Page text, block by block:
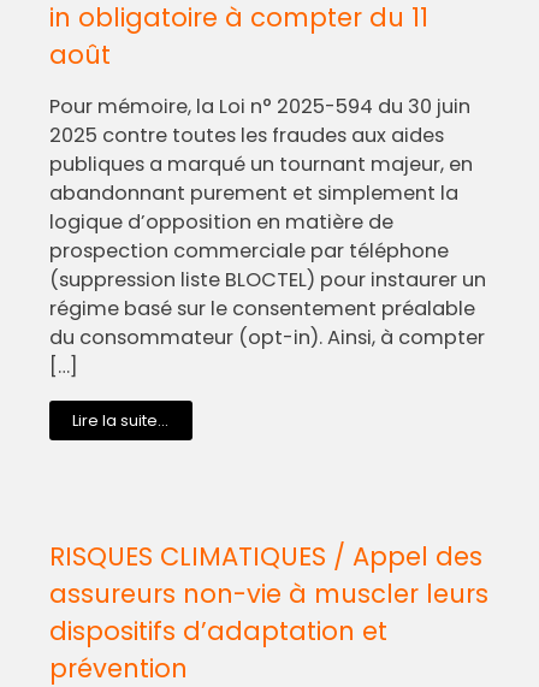
in obligatoire à compter du 11
août
Pour mémoire, la Loi n° 2025-594 du 30 juin
2025 contre toutes les fraudes aux aides
publiques a marqué un tournant majeur, en
abandonnant purement et simplement la
logique d’opposition en matière de
prospection commerciale par téléphone
(suppression liste BLOCTEL) pour instaurer un
régime basé sur le consentement préalable
du consommateur (opt-in). Ainsi, à compter
[…]
Lire la suite...
RISQUES CLIMATIQUES / Appel des
assureurs non-vie à muscler leurs
dispositifs d’adaptation et
prévention